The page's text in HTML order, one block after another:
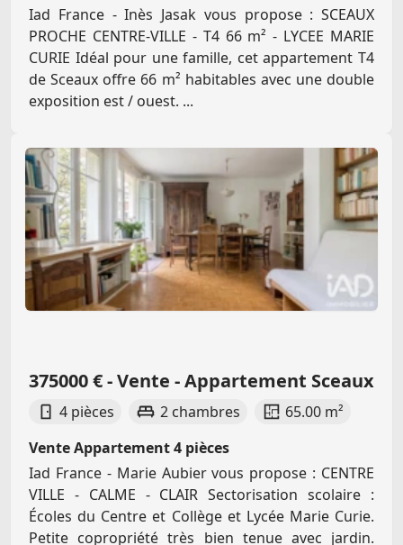
Iad France - Inès Jasak vous propose : SCEAUX
PROCHE CENTRE-VILLE - T4 66 m² - LYCEE MARIE
CURIE Idéal pour une famille, cet appartement T4
de Sceaux offre 66 m² habitables avec une double
exposition est / ouest. ...
375000 € - Vente - Appartement Sceaux
4 pièces 2 chambres
65.00 m²
Vente Appartement 4 pièces
Iad France - Marie Aubier vous propose : CENTRE
VILLE - CALME - CLAIR Sectorisation scolaire :
Écoles du Centre et Collège et Lycée Marie Curie.
Petite copropriété très bien tenue avec jardin.